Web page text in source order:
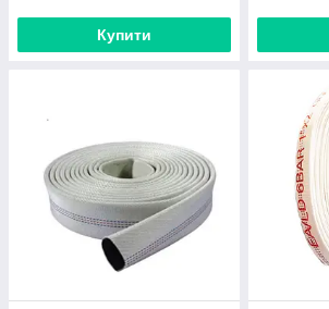
Купити